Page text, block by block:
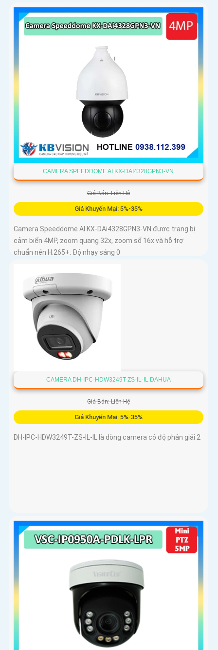
CAMERA SPEEDDOME AI KX-DAI4328GPN3-VN
Giá Bán: Liên Hệ
Giá Khuyến Mại: 5%-35%
Camera Speeddome AI KX-DAi4328GPN3-VN được trang bị
cảm biến 4MP, zoom quang 32x, zoom số 16x và hỗ trợ
chuẩn nén H.265+. Độ nhạy sáng 0
CAMERA DH-IPC-HDW3249T-ZS-IL-IL DAHUA
Giá Bán: Liên Hệ
Giá Khuyến Mại: 5%-35%
DH-IPC-HDW3249T-ZS-IL-IL là dòng camera có độ phân giải 2